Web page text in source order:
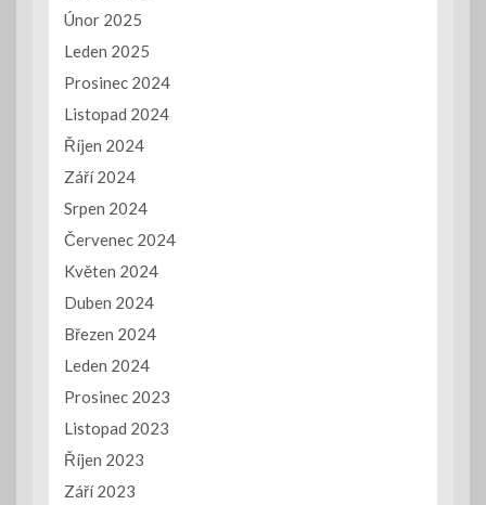
Únor 2025
Leden 2025
Prosinec 2024
Listopad 2024
Říjen 2024
Září 2024
Srpen 2024
Červenec 2024
Květen 2024
Duben 2024
Březen 2024
Leden 2024
Prosinec 2023
Listopad 2023
Říjen 2023
Září 2023